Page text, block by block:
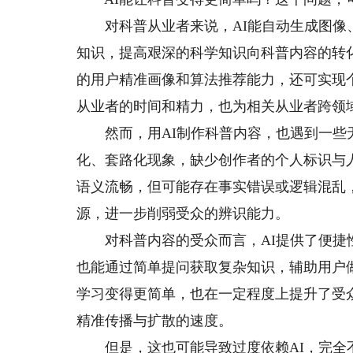
对科普从业者来说，AI能自动生成图像
知识，提高艰深的科学知识向科普内容的
的用户精准画像和算法推荐能力，还可实
从业者的时间和精力，也为相关从业者跨
然而，用AI制作科普内容，也遇到一些
化、套路化现象，缺少创作者的个人标识
语义流畅，但可能存在事实错误或逻辑混
源，进一步削弱受众的辨识能力。
对科普内容的受众而言，AI提供了便捷
也能通过简单提问获取复杂知识，辅助用
学习变得更简单，也在一定程度上提升了
精准传播与扩散的速度。
但是，这也可能导致过度依赖AI，完全